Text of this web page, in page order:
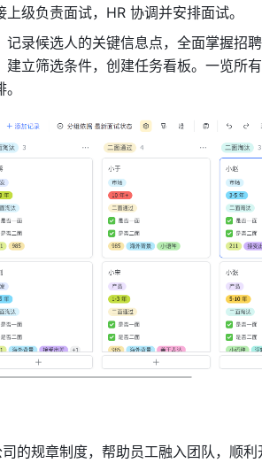
级负责面试，HR 协调并安排面试。
记录候选人的关键信息点，全面掌握招
立筛选条件，创建任务看板。一览所
的规章制度，帮助员工融入团队，顺